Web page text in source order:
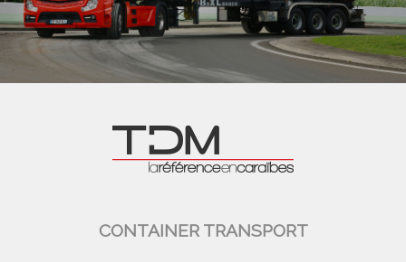
CONTAINER TRANSPORT